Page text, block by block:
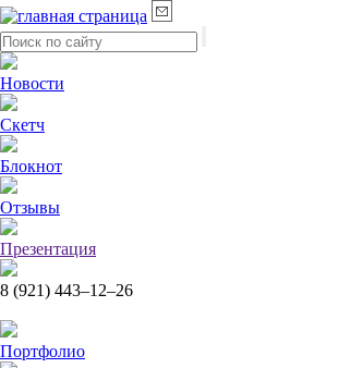
Новости
Скетч
Блокнот
Отзывы
Презентация
8 (921) 443–12–26
Портфолио